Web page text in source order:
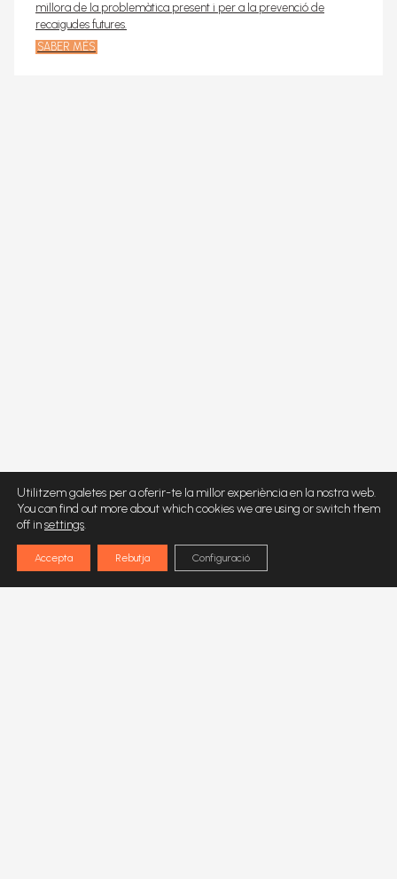
millora de la problemàtica present i per a la prevenció de
recaigudes futures.
SABER MÉS
Utilitzem galetes per a oferir-te la millor experiència en la nostra web.
You can find out more about which cookies we are using or switch them
off insettings.
Accepta Rebutja Configuració